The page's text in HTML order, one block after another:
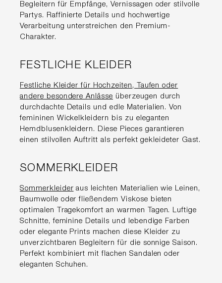
Begleitern für Empfänge, Vernissagen oder stilvolle
Partys. Raffinierte Details und hochwertige
Verarbeitung unterstreichen den Premium-
Charakter.
FESTLICHE KLEIDER
Festliche Kleider für Hochzeiten, Taufen oder
andere besondere Anlässe überzeugen durch
durchdachte Details und edle Materialien. Von
femininen Wickelkleidern bis zu eleganten
Hemdblusenkleidern. Diese Pieces garantieren
einen stilvollen Auftritt als perfekt gekleideter Gast.
SOMMERKLEIDER
Sommerkleider aus leichten Materialien wie Leinen,
Baumwolle oder fließendem Viskose bieten
optimalen Tragekomfort an warmen Tagen. Luftige
Schnitte, feminine Details und lebendige Farben
oder elegante Prints machen diese Kleider zu
unverzichtbaren Begleitern für die sonnige Saison.
Perfekt kombiniert mit flachen Sandalen oder
eleganten Schuhen.